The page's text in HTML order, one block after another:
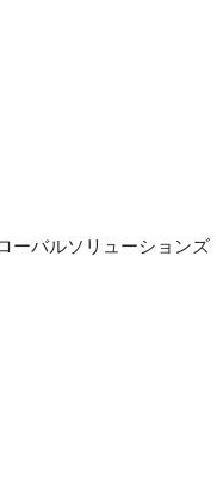
ーバルソリューションズ